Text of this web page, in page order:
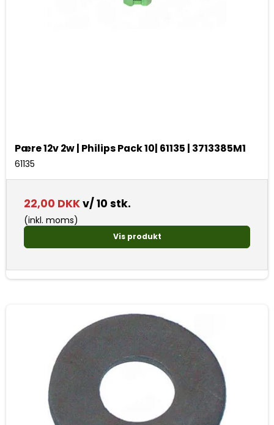
Pære 12v 2w | Philips Pack 10| 61135 | 3713385M1
61135
22,00 DKKv/ 10 stk.
(inkl. moms)
Vis produkt